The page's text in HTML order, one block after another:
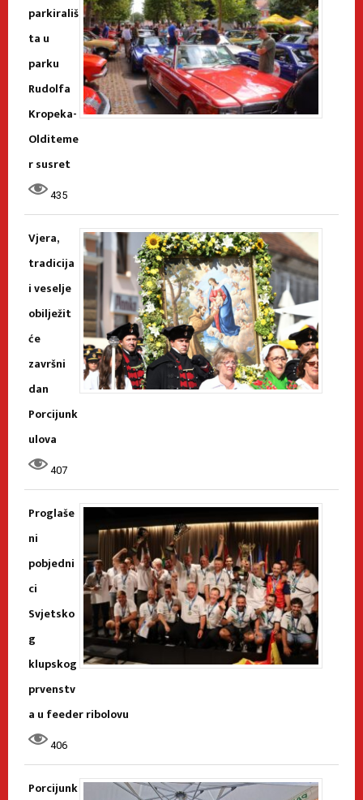
parkirališ
ta u
parku
Rudolfa
Kropeka-
Olditeme
r susret
435
Vjera,
tradicija
i veselje
obilježit
će
završni
dan
Porcijunk
ulova
407
Proglaše
ni
pobjedni
ci
Svjetsko
g
klupskog
prvenstv
a u feeder ribolovu
406
Porcijunk